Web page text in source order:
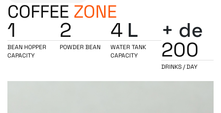
COFFEE ZONE
1
BEAN HOPPER
CAPACITY
2
POWDER BEAN
4 L
WATER TANK
CAPACITY
+ de
200
DRINKS / DAY